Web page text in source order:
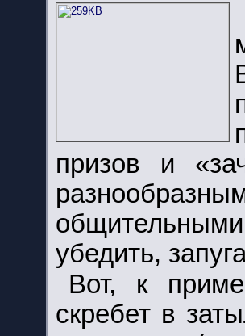
призов и
убедить,
Вот, к
скребет в